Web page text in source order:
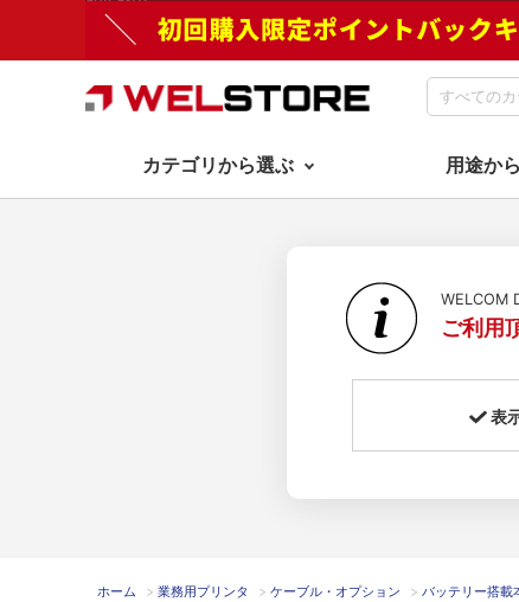
カテゴリから選ぶ 用途か
WELCOM
ご利用
表
ホーム > 業務用プリンタ > ケーブル・オプション > バッテリー搭